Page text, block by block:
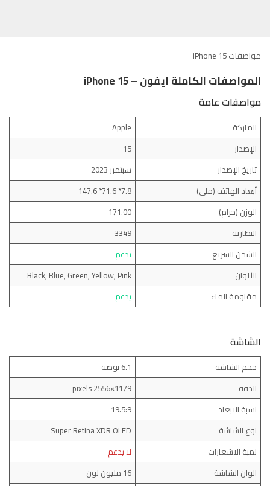
مواصفات iPhone 15
المواصفات الكاملة ايفون – iPhone 15
مواصفات عامة
الماركة
Apple
الإصدار
15
تاريخ الإصدار
سبتمبر 2023
أبعاد الهاتف (ملي)
7.8* 71.6* 147.6
الوزن (جرام)
171.00
البطارية
3349
الشحن السريع
يدعم
الألوان
Black, Blue, Green, Yellow, Pink
مقاومة الماء
يدعم
الشاشة
حجم الشاشة
6.1 بوصة
الدقة
1179×2556 pixels
نسبة الابعاد
19.5:9
نوع الشاشة
Super Retina XDR OLED
لمبة الاشعارات
لا يدعم
الوان الشاشة
16 مليون لون